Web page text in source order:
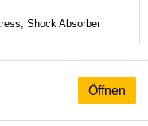
Shock Absorber
Öffnen